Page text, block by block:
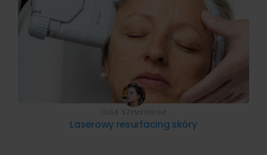
Laserowy resurfacing skóry
OLGA SZYMKOWIAK